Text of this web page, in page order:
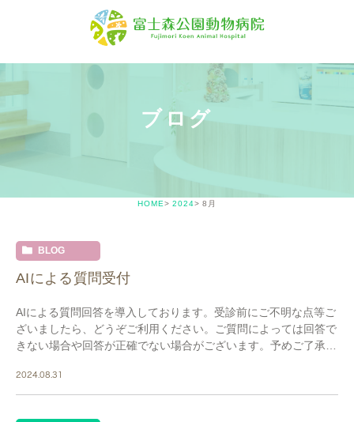
ブログ
HOME 2024 8月
BLOG
AIによる質問受付
AIによる質問回答を導入しております。受診前にご不明な点等ご
ざいましたら、どうぞご利用ください。ご質問によっては回答で
きない場合や回答が正確でない場合がございます。予めご了承く
2024.08.31